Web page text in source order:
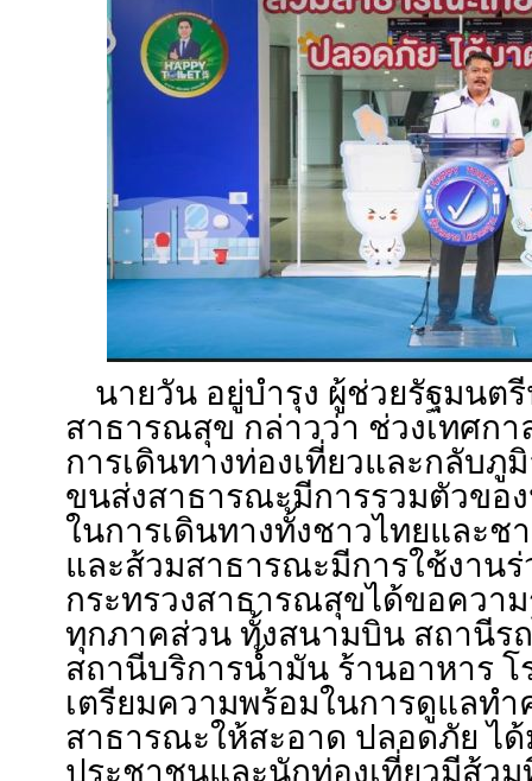
นายวัน อยู่บำรุง ผู้ช่วยรัฐมนต
สาธารณสุข กล่าวว่า ช่วงเทศก
การเดินทางท่องเที่ยวและกลับภู
ขนส่งสาธารณะมีการรวมตัวขอ
ในการเดินทางทั้งชาวไทยและ
และส้วมสาธารณะมีการใช้งาน
กระทรวงสาธารณสุขได้ขอควา
ทุกภาคส่วน ทั้งสนามบิน สถานีร
สถานีบริการน้ำมัน ร้านอาหาร โ
เตรียมความพร้อมในการดูแลท
สาธารณะให้สะอาด ปลอดภัย ได้
ประชาชนและนักท่องเที่ยวมีส้ว